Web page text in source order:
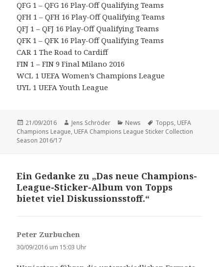
QFG 1 – QFG 16 Play-Off Qualifying Teams
QFH 1 – QFH 16 Play-Off Qualifying Teams
QFJ 1 – QFJ 16 Play-Off Qualifying Teams
QFK 1 – QFK 16 Play-Off Qualifying Teams
CAR 1 The Road to Cardiff
FIN 1 – FIN 9 Final Milano 2016
WCL 1 UEFA Women’s Champions League
UYL 1 UEFA Youth League
Veröffentlicht
am
21/09/2016 Autor
Jens Schröder Kategorien
News Schlagwörter
Topps, UEFA
Champions League, UEFA Champions League Sticker Collection
Season 2016/17
Ein Gedanke zu „Das neue Champions-
League-Sticker-Album von Topps
bietet viel Diskussionsstoff.“
Peter Zurbuchen
a
30/09/2016 um 15:03 Uhr